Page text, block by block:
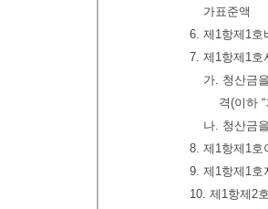
가표준액
6. 제1항제1
7. 제1항제1호
가. 청산금
격(이하
나. 청산금
8. 제1항제1호
9. 제1항제1
10. 제1항제2